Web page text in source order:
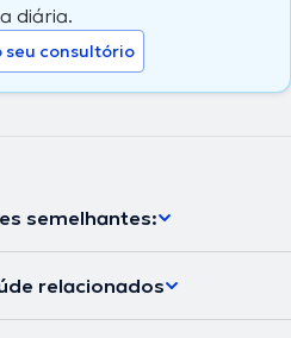
diária.
seu consultório
semelhantes:
relacionados